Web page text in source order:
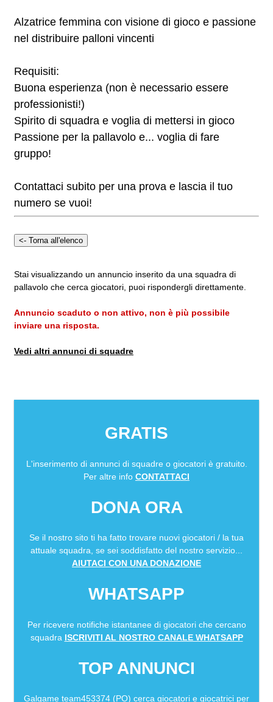
Alzatrice femmina con visione di gioco e passione
nel distribuire palloni vincenti
Requisiti:
Buona esperienza (non è necessario essere
professionisti!)
Spirito di squadra e voglia di mettersi in gioco
Passione per la pallavolo e... voglia di fare
gruppo!
Contattaci subito per una prova e lascia il tuo
numero se vuoi!
Stai visualizzando un annuncio inserito da una squadra di
pallavolo che cerca giocatori, puoi rispondergli direttamente.
Annuncio scaduto o non attivo, non è più possibile
inviare una risposta.
Vedi altri annunci di squadre
GRATIS
L'inserimento di annunci di squadre o giocatori è gratuito.
Per altre info CONTATTACI
DONA ORA
Se il nostro sito ti ha fatto trovare nuovi giocatori / la tua
attuale squadra, se sei soddisfatto del nostro servizio...
AIUTACI CON UNA DONAZIONE
WHATSAPP
Per ricevere notifiche istantanee di giocatori che cercano
squadra ISCRIVITI AL NOSTRO CANALE WHATSAPP
TOP ANNUNCI
Galgame team453374 (PO) cerca giocatori e giocatrici per